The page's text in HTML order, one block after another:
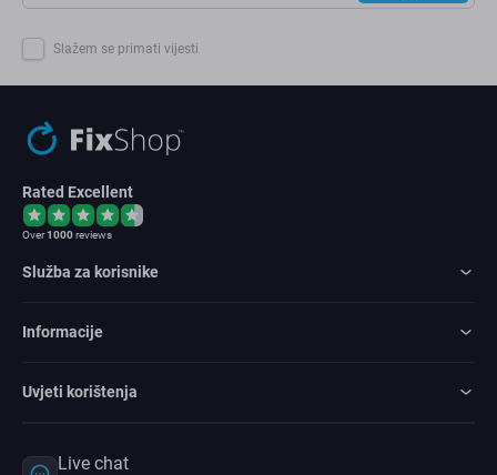
Slažem se primati vijesti
Rated Excellent
Over1000reviews
Služba za korisnike
Informacije
Uvjeti korištenja
Live chat